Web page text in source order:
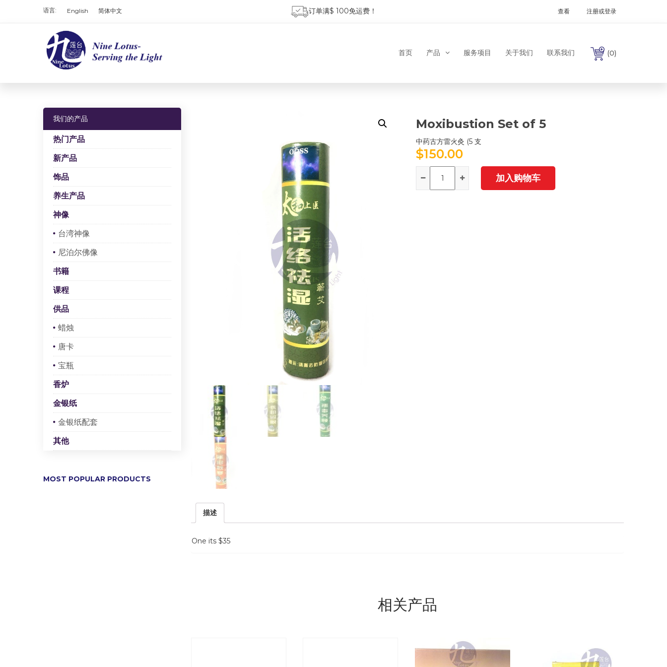
语言: English 简体中文 订单满$ 100免运费！ 查看 注册或登录
首页 产品 服务项目 关于我们 联系我们 (0)
我们的产品
热门产品
新产品
饰品
养生产品
神像
台湾神像
尼泊尔佛像
书籍
课程
供品
蜡烛
唐卡
宝瓶
香炉
金银纸
金银纸配套
其他
MOST POPULAR PRODUCTS
Moxibustion Set of 5
中药古方雷火灸 (5 支
$150.00
加入购物车
描述
One its $35
相关产品